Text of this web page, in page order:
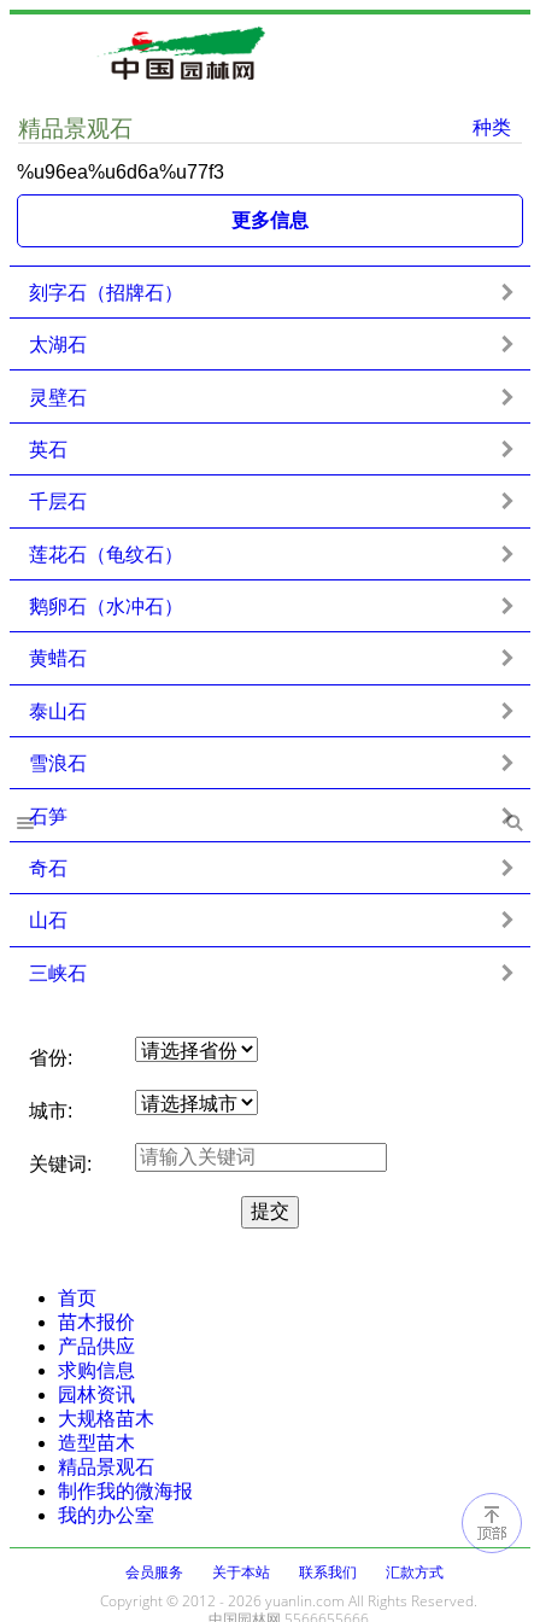
精品景观石 种类
%u96ea%u6d6a%u77f3
更多信息
刻字石（招牌石）
太湖石
灵壁石
英石
千层石
莲花石（龟纹石）
鹅卵石（水冲石）
黄蜡石
泰山石
雪浪石
石笋
奇石
山石
三峡石
省份:
城市:
关键词:
首页
苗木报价
产品供应
求购信息
园林资讯
大规格苗木
造型苗木
精品景观石
制作我的微海报
我的办公室
会员服务 关于本站 联系我们
汇款方式
Copyright © 2012 - 2026 yuanlin.com All Rights Reserved.